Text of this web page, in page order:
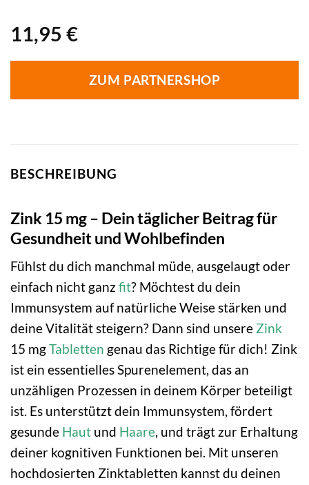
11,95 €
ZUM PARTNERSHOP
BESCHREIBUNG
Zink 15 mg – Dein täglicher Beitrag für
Gesundheit und Wohlbefinden
Fühlst du dich manchmal müde, ausgelaugt oder
einfach nicht ganzfit? Möchtest du dein
Immunsystem auf natürliche Weise stärken und
deine Vitalität steigern? Dann sind unsere Zink
15 mgTabletten genau das Richtige für dich! Zink
ist ein essentielles Spurenelement, das an
unzähligen Prozessen in deinem Körper beteiligt
ist. Es unterstützt dein Immunsystem, fördert
gesunde Haut und Haare, und trägt zur Erhaltung
deiner kognitiven Funktionen bei. Mit unseren
hochdosierten Zinktabletten kannst du deinen